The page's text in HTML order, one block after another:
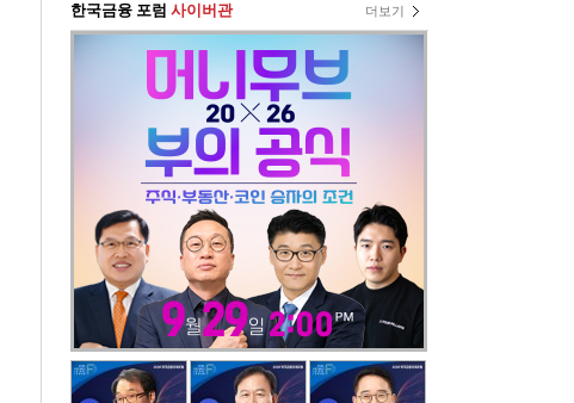
한국금융 포럼 사이버관 더보기